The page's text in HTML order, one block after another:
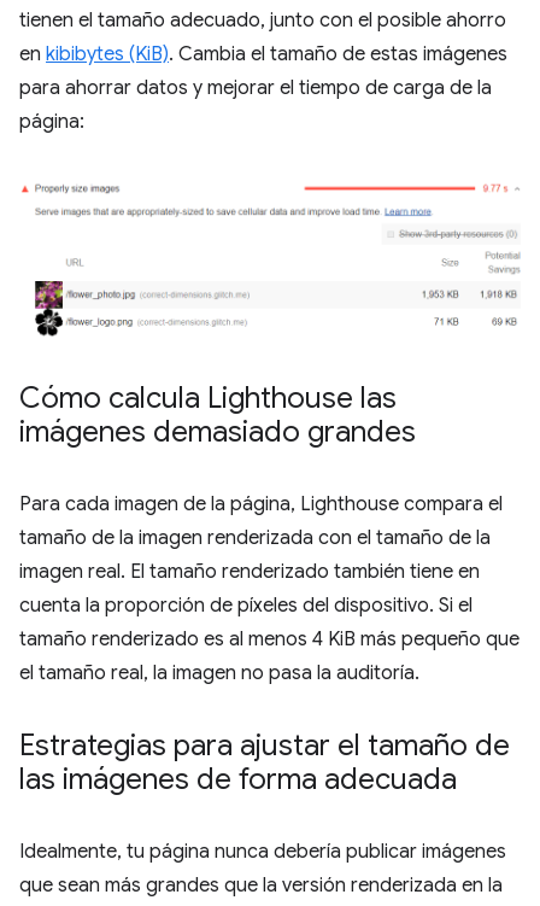
tienen el tamaño adecuado, junto con el posible ahorro
en kibibytes (KiB). Cambia el tamaño de estas imágenes
para ahorrar datos y mejorar el tiempo de carga de la
página:
Cómo calcula Lighthouse las
imágenes demasiado grandes
Para cada imagen de la página, Lighthouse compara el
tamaño de la imagen renderizada con el tamaño de la
imagen real. El tamaño renderizado también tiene en
cuenta la proporción de píxeles del dispositivo. Si el
tamaño renderizado es al menos 4 KiB más pequeño que
el tamaño real, la imagen no pasa la auditoría.
Estrategias para ajustar el tamaño de
las imágenes de forma adecuada
Idealmente, tu página nunca debería publicar imágenes
que sean más grandes que la versión renderizada en la